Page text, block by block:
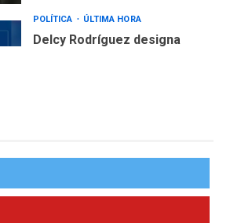
POLÍTICA ÚLTIMA HORA
Delcy Rodríguez designa
Argentina para despedir a